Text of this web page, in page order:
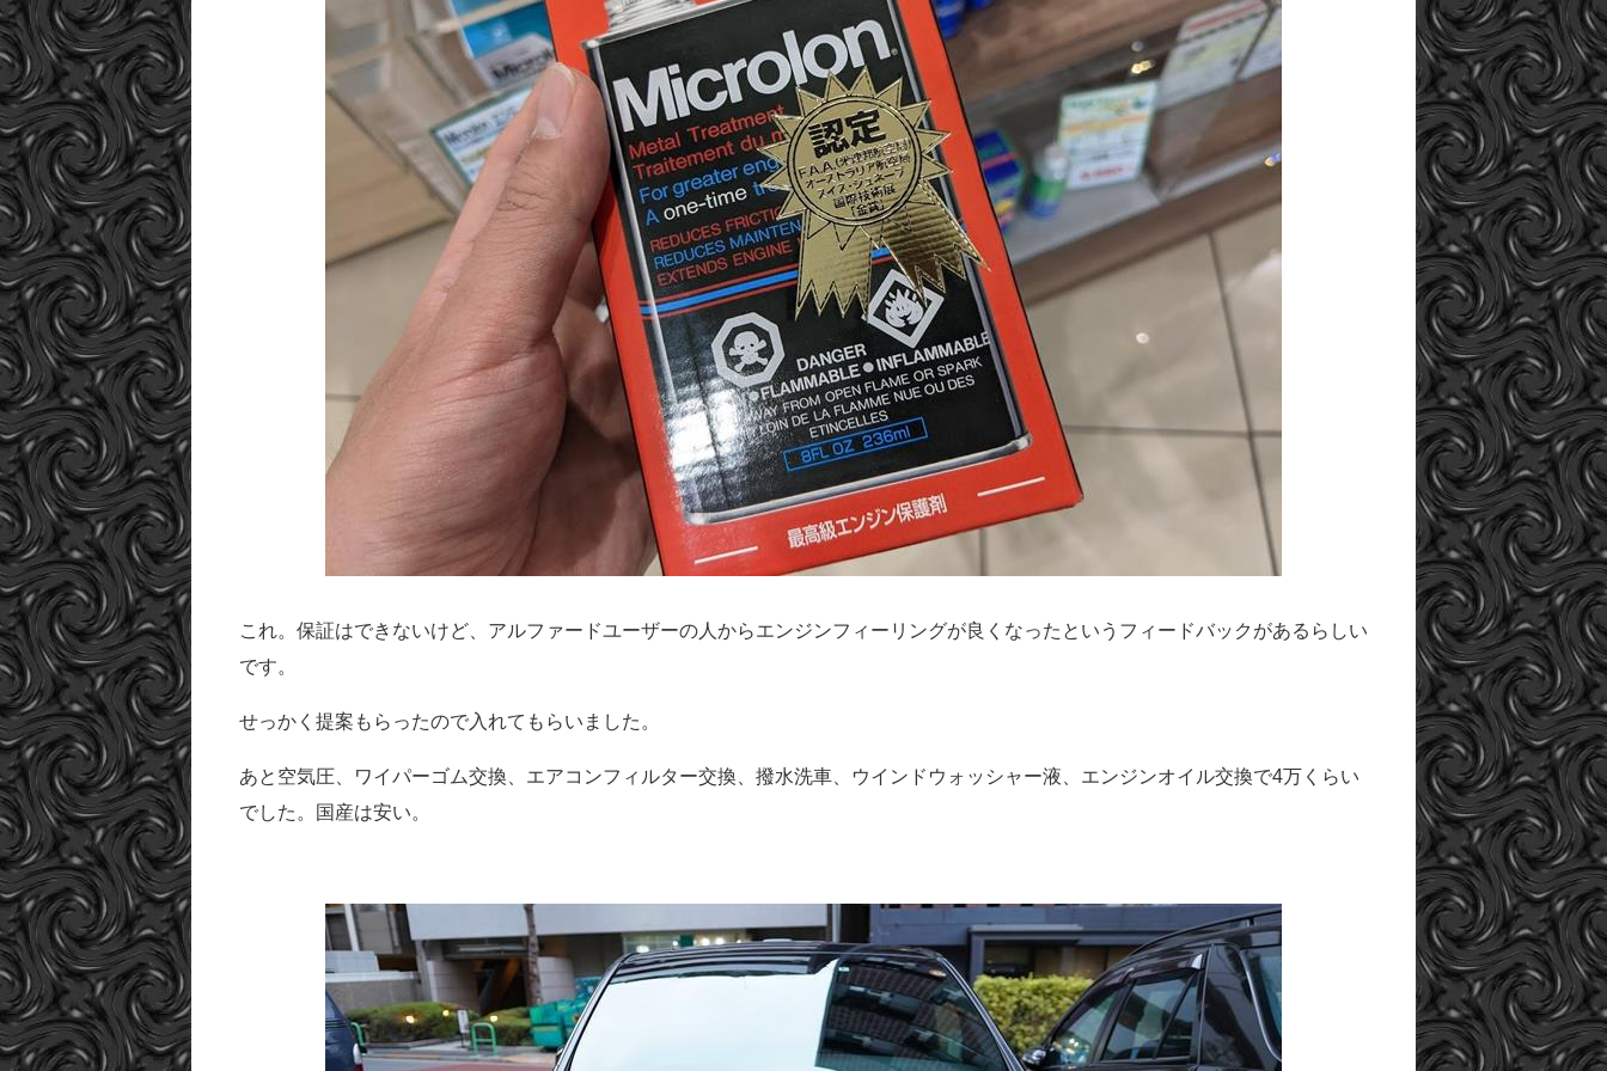
これ。保証はできないけど、アルファードユーザーの人からエンジンフィーリングが良くなったというフィードバックがあるらしい
です。
せっかく提案もらったので入れてもらいました。
あと空気圧、ワイパーゴム交換、エアコンフィルター交換、撥水洗車、ウインドウォッシャー液、エンジンオイル交換で4万くらい
でした。国産は安い。